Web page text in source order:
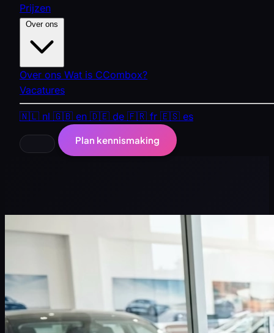
Prijzen
Over ons Wat is CCombox?
Vacatures
🇳🇱 nl 🇬🇧 en 🇩🇪 de 🇫🇷 fr 🇪🇸 es
Plan kennismaking